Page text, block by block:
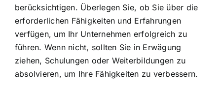
berücksichtigen. Überlegen Sie, ob Sie über die
erforderlichen Fähigkeiten und Erfahrungen
verfügen, um Ihr Unternehmen erfolgreich zu
führen. Wenn nicht, sollten Sie in Erwägung
ziehen, Schulungen oder Weiterbildungen zu
absolvieren, um Ihre Fähigkeiten zu verbessern.